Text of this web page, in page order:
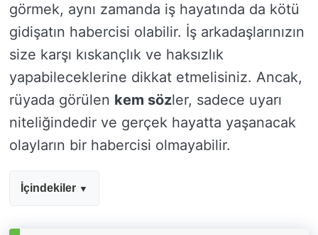
görmek, aynı zamanda iş hayatında da kötü
gidişatın habercisi olabilir. İş arkadaşlarınızın
size karşı kıskançlık ve haksızlık
yapabileceklerine dikkat etmelisiniz. Ancak,
rüyada görülen kem sözler, sadece uyarı
niteliğindedir ve gerçek hayatta yaşanacak
olayların bir habercisi olmayabilir.
İçindekiler